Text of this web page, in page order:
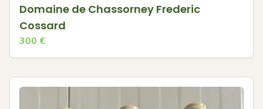
Domaine de Chassorney Frederic
Cossard
300 €